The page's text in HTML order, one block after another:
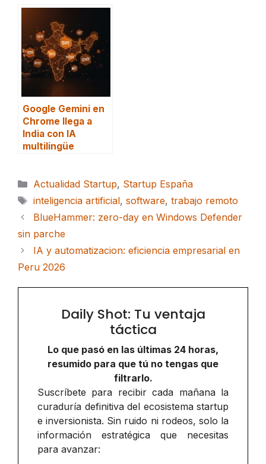
Google Gemini en
Chrome llega a
India con IA
multilingüe
Categorías
Actualidad Startup, Startup España
Etiquetas
inteligencia artificial, software, trabajo remoto
BlueHammer: zero-day en Windows Defender
sin parche
IA y automatizacion: eficiencia empresarial en
Peru 2026
Daily Shot: Tu ventaja
táctica
Lo que pasó en las últimas 24 horas,
resumido para que tú no tengas que
filtrarlo.
Suscríbete para recibir cada mañana la
curaduría definitiva del ecosistema startup
e inversionista. Sin ruido ni rodeos, solo la
información estratégica que necesitas
para avanzar: